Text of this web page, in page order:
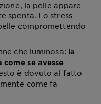
la pelle appare
spenta. Lo stress
compromettendo
che luminosa: la
se avesse
è dovuto al fatto
come fa